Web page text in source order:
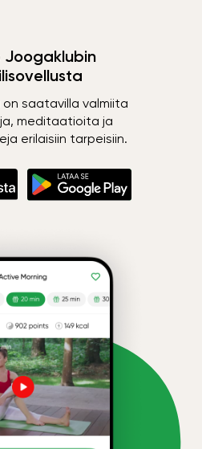
Joogaklubin
on saatavilla valmiita
meditaatioita ja
erilaisiin tarpeisiin.